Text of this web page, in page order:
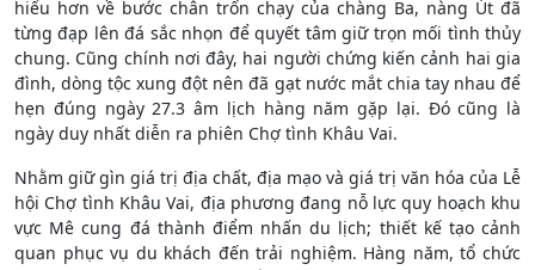
hiểu hơn về bước chân trốn chạy của chàng Ba, nàng Út đã
từng đạp lên đá sắc nhọn để quyết tâm giữ trọn mối tình thủy
chung. Cũng chính nơi đây, hai người chứng kiến cảnh hai gia
đình, dòng tộc xung đột nên đã gạt nước mắt chia tay nhau để
hẹn đúng ngày 27.3 âm lịch hàng năm gặp lại. Đó cũng là
ngày duy nhất diễn ra phiên Chợ tình Khâu Vai.
Nhằm giữ gìn giá trị địa chất, địa mạo và giá trị văn hóa của Lễ
hội Chợ tình Khâu Vai, địa phương đang nỗ lực quy hoạch khu
vực Mê cung đá thành điểm nhấn du lịch; thiết kế tạo cảnh
quan phục vụ du khách đến trải nghiệm. Hàng năm, tổ chức